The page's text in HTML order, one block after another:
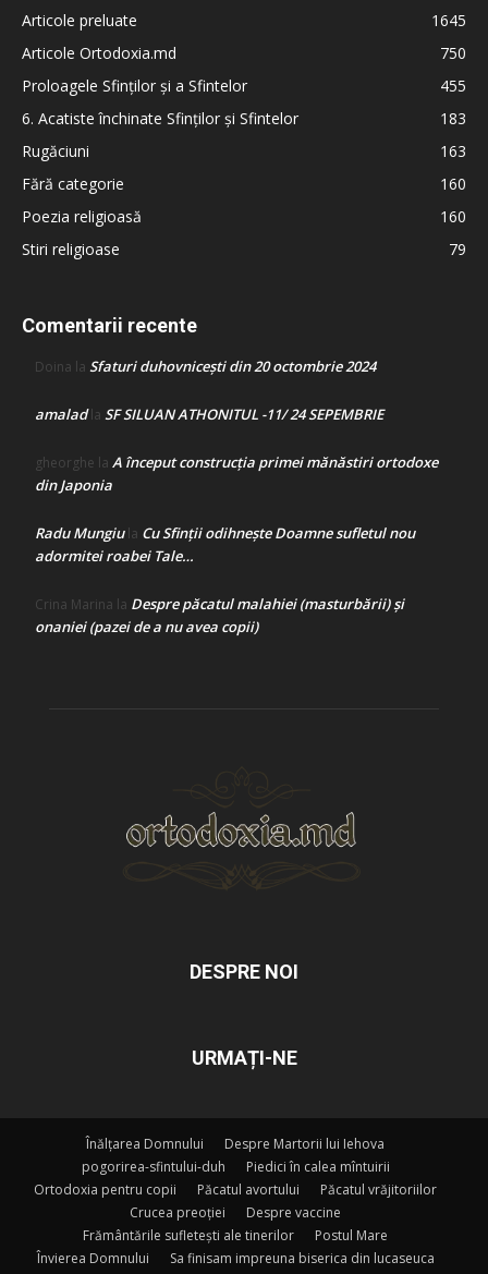
Articole preluate
1645
Articole Ortodoxia.md
750
Proloagele Sfinților și a Sfintelor
455
6. Acatiste închinate Sfinților și Sfintelor
183
Rugăciuni
163
Fără categorie
160
Poezia religioasă
160
Stiri religioase
79
Comentarii recente
Doina la Sfaturi duhovnicești din 20 octombrie 2024
amaladla SF SILUAN ATHONITUL -11/ 24 SEPEMBRIE
gheorghe la A început construcţia primei mănăstiri ortodoxe
din Japonia
Radu Mungiula Cu Sfinții odihnește Doamne sufletul nou
adormitei roabei Tale…
Crina Marina la Despre păcatul malahiei (masturbării) şi
onaniei (pazei de a nu avea copii)
DESPRE NOI
URMAȚI-NE
Înălțarea Domnului
Despre Martorii lui Iehova
pogorirea-sfintului-duh
Piedici în calea mîntuirii
Ortodoxia pentru copii
Păcatul avortului
Păcatul vrăjitoriilor
Crucea preoției
Despre vaccine
Frământările sufletești ale tinerilor
Postul Mare
Învierea Domnului
Sa finisam impreuna biserica din lucaseuca